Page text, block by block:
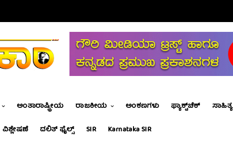
ಅಂತಾರಾಷ್ಟ್ರೀಯ ರಾಜಕೀಯ ಅಂಕಣಗಳು ಫ್ಯಾಕ್ಟ್‌ಚೆಕ್
ಸಾಹಿತ್ಯ
ವಿಶ್ಲೇಷಣೆ ದಲಿತ್ ಫೈಲ್ಸ್ SIR Karnataka SIR